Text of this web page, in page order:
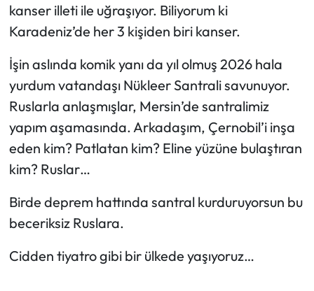
kanser illeti ile uğraşıyor. Biliyorum ki
Karadeniz’de her 3 kişiden biri kanser.
İşin aslında komik yanı da yıl olmuş 2026 hala
yurdum vatandaşı Nükleer Santrali savunuyor.
Ruslarla anlaşmışlar, Mersin’de santralimiz
yapım aşamasında. Arkadaşım, Çernobil’i inşa
eden kim? Patlatan kim? Eline yüzüne bulaştıran
kim? Ruslar…
Birde deprem hattında santral kurduruyorsun bu
beceriksiz Ruslara.
Cidden tiyatro gibi bir ülkede yaşıyoruz…